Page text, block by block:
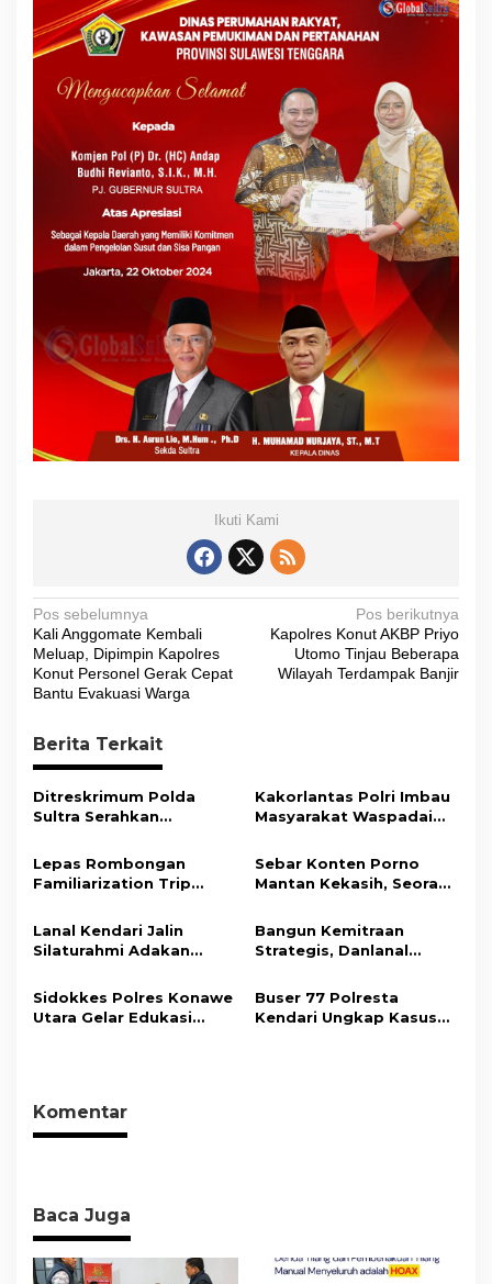
Ikuti Kami
N
a
v
g
a
s
p
o
s
Pos sebelumnya
Kali Anggomate Kembali
Meluap, Dipimpin Kapolres
Konut Personel Gerak Cepat
Bantu Evakuasi Warga
Pos berikutnya
Kapolres Konut AKBP Priyo
Utomo Tinjau Beberapa
Wilayah Terdampak Banjir
Berita Terkait
Ditreskrimum Polda
Sultra Serahkan
Bukti Kasus Dugaan
Penyelenggaraan
Perjalanan Ibadah Umrah
Kakorlantas Polri Imbau
Masyarakat Waspadai
Baru
Lepas Rombongan
Familiarization Trip
Promosikan Wisata dan
Gerakkan Ekonomi
Sebar Konten Porno
Mantan Kekasih, Seorang
Tahun Penjara
Lanal Kendari Jalin
Silaturahmi Adakan
Bersama Insan Pers.
Bangun Kemitraan
Strategis, Danlanal
Wujudkan Informasi
Objektif dan Berimbang
Sidokkes Polres Konawe
Utara Gelar Edukasi
Sehat
Buser 77 Polresta
Kendari Ungkap Kasus
Komentar
Baca Juga